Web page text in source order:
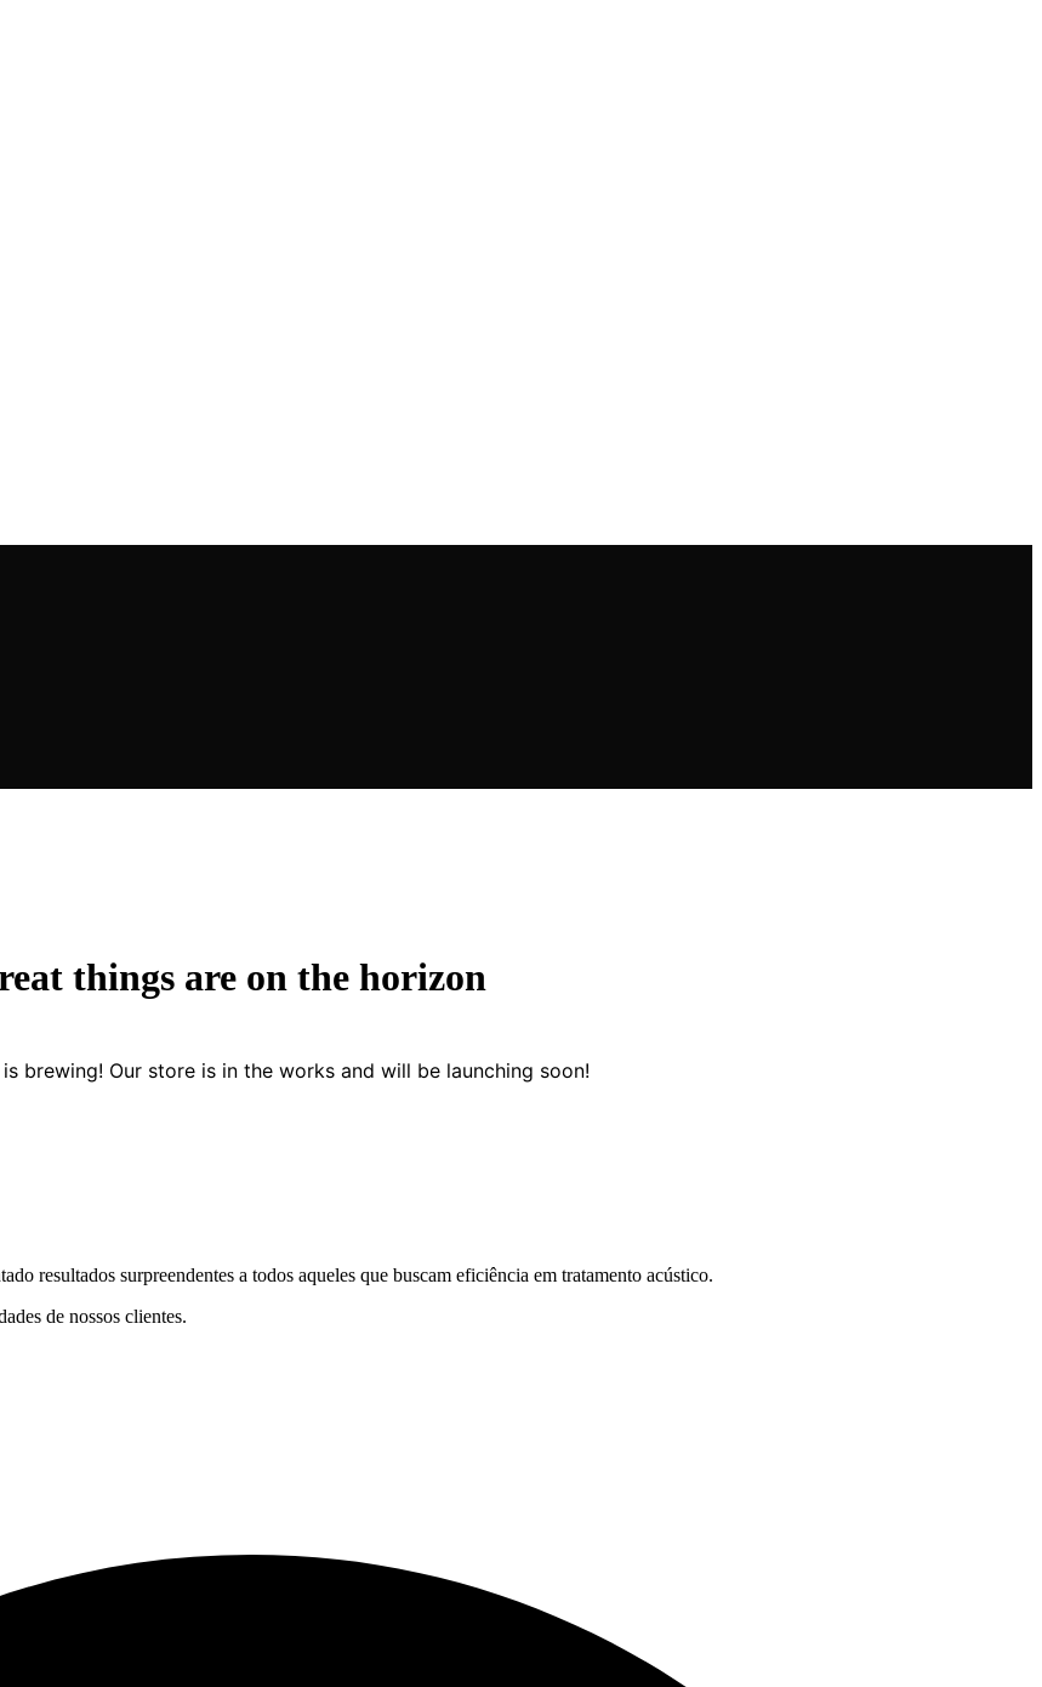
things are on the horizon
brewing! Our store is in the works and will be launching soon!
resultados surpreendentes a todos aqueles que buscam eficiência em tratamento acústico.
de nossos clientes.